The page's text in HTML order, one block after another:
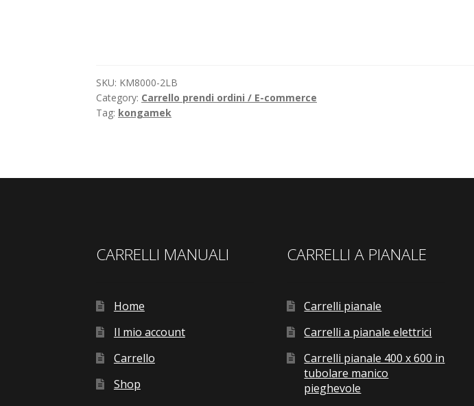
SKU: KM8000-2LB
Category: Carrello prendi ordini / E-commerce
Tag: kongamek
CARRELLI MANUALI
Home
Il mio account
Carrello
Shop
CARRELLI A PIANALE
Carrelli pianale
Carrelli a pianale elettrici
Carrelli pianale 400 x 600 in
tubolare manico
pieghevole